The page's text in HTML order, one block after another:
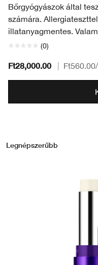
Bőrgyógyászok által
számára.
illatanyagmentes.
(0)
Ft28,000.00 Ft560.00
Legnépszerűbb